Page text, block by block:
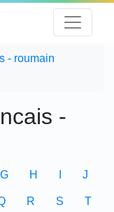
- roumain
-
G H J
R S T